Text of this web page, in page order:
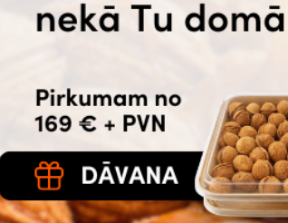
Komentāri par novietojumu